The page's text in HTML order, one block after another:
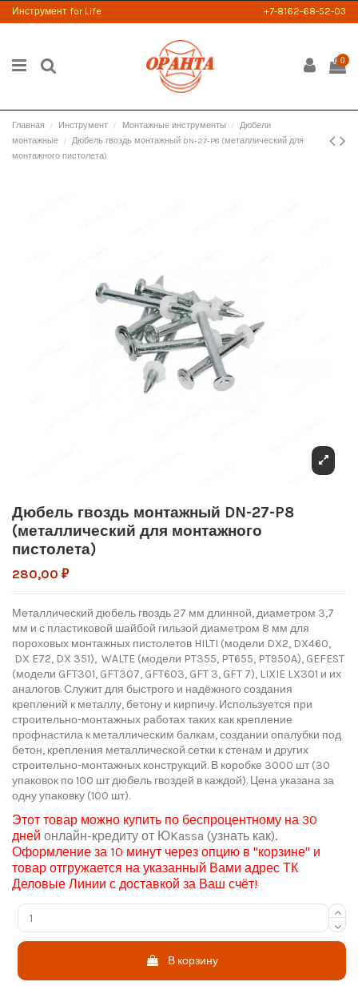
Инструмент for Life +7-8162-68-52-03
0
Главная Инструмент Монтажные инструменты
Дюбели
монтажные
Дюбель гвоздь монтажный DN-27-P8 (металлический для
монтажного пистолета)
Дюбель гвоздь монтажный DN-27-P8
(металлический для монтажного
пистолета)
280,00 ₽
Металлический дюбель гвоздь 27 мм длинной, диаметром 3,7
мм и с пластиковой шайбой гильзой диаметром 8 мм для
пороховых монтажных пистолетов HILTI (модели DX2, DX460,
DX E72, DX 351), WALTE (модели PT355, PT655, PT950A), GEFEST
(модели GFT301, GFT307, GFT603, GFT 3, GFT 7), LIXIE LX301 и их
аналогов. Служит для быстрого и надёжного создания
креплений к металлу, бетону и кирпичу. Используется при
строительно-монтажных работах таких как крепление
профнастила к металлическим балкам, создании опалубки под
бетон, крепления металлической сетки к стенам и других
строительно-монтажных конструкций. В коробке 3000 шт (30
упаковок по 100 шт дюбель гвоздей в каждой). Цена указана за
одну упаковку (100 шт).
Этот товар можно купить по беспроцентному на 30
дней онлайн-кредиту от ЮKassa (узнать как).
Оформление за 10 минут через опцию в "корзине" и
товар отгружается на указанный Вами адрес ТК
Деловые Линии с доставкой за Ваш счёт!
В корзину